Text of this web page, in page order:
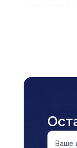
Ваше